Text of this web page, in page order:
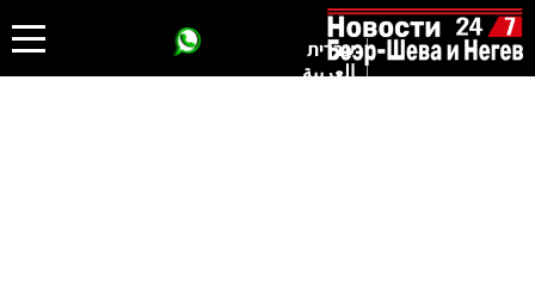
עברית
العربية